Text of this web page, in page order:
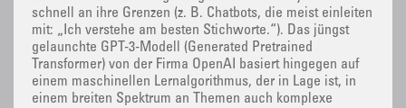
schnell an ihre Grenzen (z. B. Chatbots, die meist einleiten
mit: „Ich verstehe am besten Stichworte.“). Das jüngst
gelaunchte GPT-3-Modell (Generated Pretrained
Transformer) von der Firma OpenAI basiert hingegen auf
einem maschinellen Lernalgorithmus, der in Lage ist, in
einem breiten Spektrum an Themen auch komplexe